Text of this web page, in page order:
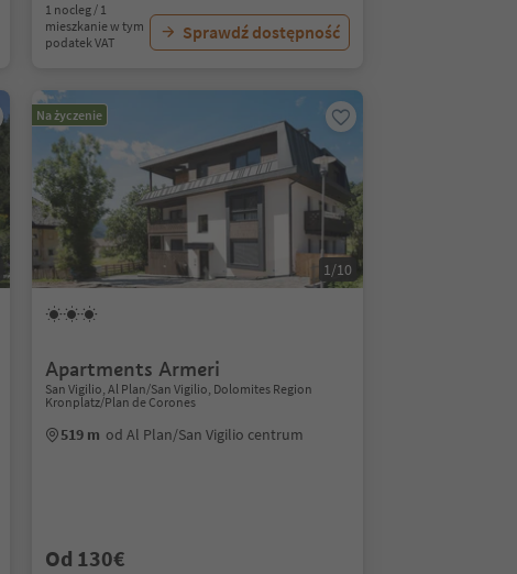
1 nocleg / 1
mieszkanie w tym
podatek VAT
Sprawdź dostępność
Na życzenie
1/10
Apartments Armeri
San Vigilio, Al Plan/San Vigilio, Dolomites Region
Kronplatz/Plan de Corones
519 m od Al Plan/San Vigilio centrum
Od 130€